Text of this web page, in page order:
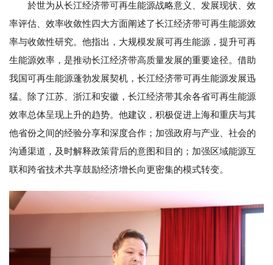
於世为从长江经济带可再生能源战略意义、发展现状、效
率评估、效率收敛性四大方面阐述了长江经济带可再生能源效
率与收敛性研究。他指出，大规模发展可再生能源，提升可再
生能源效率，是推动长江经济带高质量发展的重要途径。借助
我国可再生能源蓬勃发展契机，长江经济带可再生能源发展迅
猛。除了江苏、浙江和安徽，长江经济带其余各省可再生能源
效率总体呈现上升的趋势。他建议，积极促进上海和重庆与其
他省份之间的经验分享和深度合作；加强政府与产业、社会的
沟通渠道，及时解释政策背后的意图和目的；加强区域能源互
联和跨省技术共享鼓励经济增长向更密集的模式转变。